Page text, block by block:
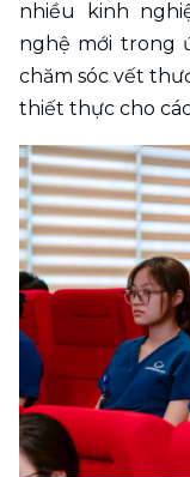
nhiều kinh
nghệ mới trong
chăm sóc vết
thiết thực cho